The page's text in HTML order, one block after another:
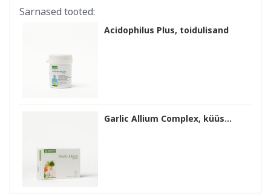
Sarnased tooted:
Acidophilus Plus, toidulisand
Garlic Allium Complex, küüs...